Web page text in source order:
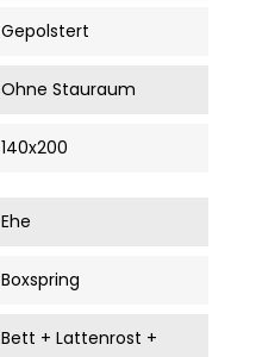
Gepolstert
Ohne Stauraum
140x200
Ehe
Boxspring
Bett + Lattenrost +